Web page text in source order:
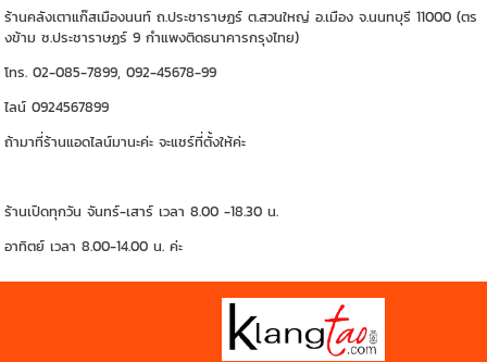
ร้านคลังเตาแก๊สเมืองนนท์ ถ.ประชาราษฏร์ ต.สวนใหญ่ อ.เมือง จ.นนทบุรี 11000 (ตร
งข้าม ซ.ประชาราษฏร์ 9 กำแพงติดธนาคารกรุงไทย)
โทร. 02-085-7899, 092-45678-99
ไลน์ 0924567899
ถ้ามาที่ร้านแอดไลน์มานะค่ะ จะแชร์ที่ตั้งให้ค่ะ
ร้านเปิดทุกวัน จันทร์-เสาร์ เวลา 8.00 -18.30 น.
อาทิตย์ เวลา 8.00-14.00 น. ค่ะ
https://shp.ee/zyftp3n